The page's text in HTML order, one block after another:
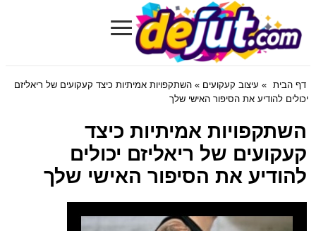
Dejut.com
≡
דף הבית » עיצוב קעקועים » השתקפויות אמיתיות כיצד קעקועים של ריאליזם
יכולים להודיע את הסיפור האישי שלך
השתקפויות אמיתיות כיצד
קעקועים של ריאליזם יכולים
להודיע את הסיפור האישי שלך